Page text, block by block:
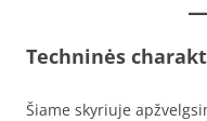
Techninės
Šiame skyriuje